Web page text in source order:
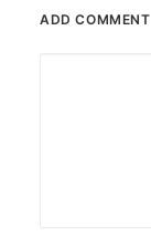
ADD COMMENT